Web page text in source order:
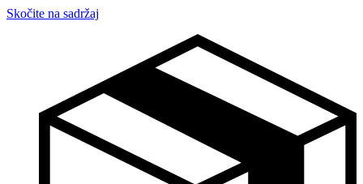
Skočite na sadržaj